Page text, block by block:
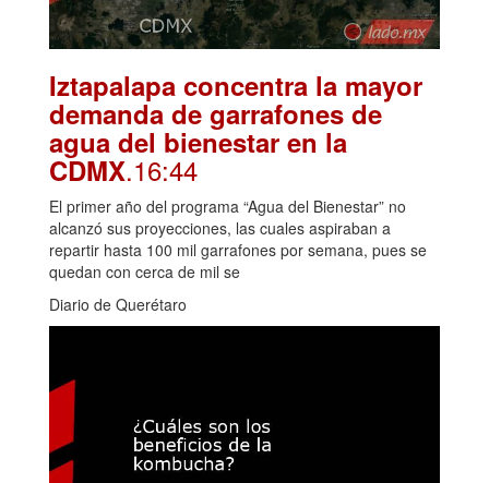
Iztapalapa concentra la mayor
demanda de garrafones de
agua del bienestar en la
CDMX.16:44
El primer año del programa “Agua del Bienestar” no
alcanzó sus proyecciones, las cuales aspiraban a
repartir hasta 100 mil garrafones por semana, pues se
quedan con cerca de mil se
Diario de Querétaro